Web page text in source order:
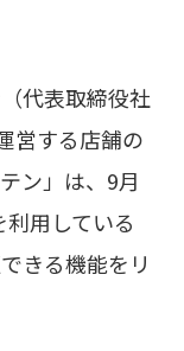
代表取締役社
営する店舗の
ン」は、9月
用している
きる機能をリ